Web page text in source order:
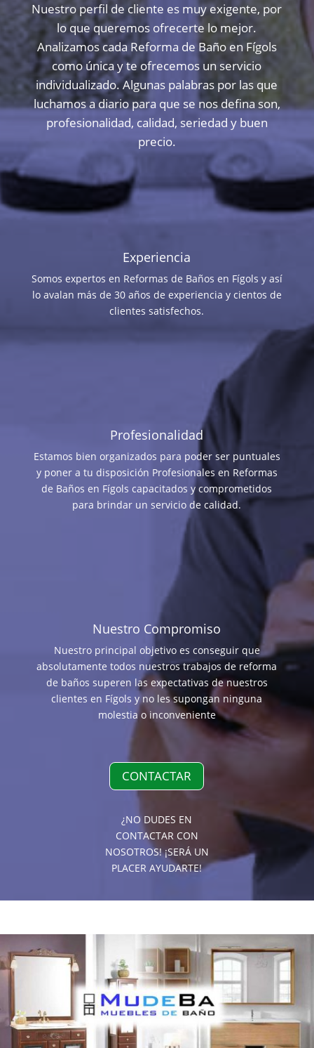
Nuestro perfil de cliente es muy exigente, por
lo que queremos ofrecerte lo mejor.
Analizamos cada Reforma de Baño en Fígols
como única y te ofrecemos un servicio
individualizado. Algunas palabras por las que
luchamos a diario para que se nos defina son,
profesionalidad, calidad, seriedad y buen
precio.
Experiencia
Somos expertos en Reformas de Baños en Fígols y así
lo avalan más de 30 años de experiencia y cientos de
clientes satisfechos.
Profesionalidad
Estamos bien organizados para poder ser puntuales
y poner a tu disposición Profesionales en Reformas
de Baños en Fígols capacitados y comprometidos
para brindar un servicio de calidad.
Nuestro Compromiso
Nuestro principal objetivo es conseguir que
absolutamente todos nuestros trabajos de reforma
de baños superen las expectativas de nuestros
clientes en Fígols y no les supongan ninguna
molestia o inconveniente
CONTACTAR
¿NO DUDES EN
CONTACTAR CON
NOSOTROS! ¡SERÁ UN
PLACER AYUDARTE!